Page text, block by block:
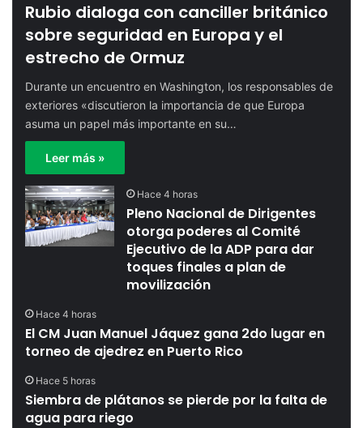
Rubio dialoga con canciller británico
sobre seguridad en Europa y el
estrecho de Ormuz
Durante un encuentro en Washington, los responsables de
exteriores «discutieron la importancia de que Europa
asuma un papel más importante en su…
Leer más »
Hace 4 horas
Pleno Nacional de Dirigentes
otorga poderes al Comité
Ejecutivo de la ADP para dar
toques finales a plan de
movilización
Hace 4 horas
El CM Juan Manuel Jáquez gana 2do lugar en
torneo de ajedrez en Puerto Rico
Hace 5 horas
Siembra de plátanos se pierde por la falta de
agua para riego